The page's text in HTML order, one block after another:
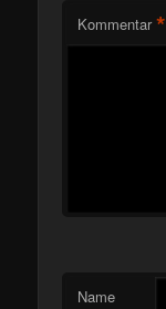
Kommentar *
Name